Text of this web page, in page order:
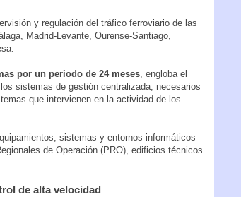
y regulación del tráfico ferroviario de las
Madrid-Levante, Ourense-Santiago,
por un periodo de 24 meses , engloba el
sistemas de gestión centralizada, necesarios
que intervienen en la actividad de los
sistemas y entornos informáticos
de Operación (PRO), edificios técnicos
de alta velocidad